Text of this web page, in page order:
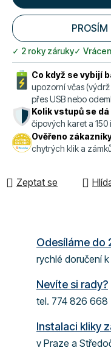
PROSÍM
✓ 2 roky záruky✓
Co když se vybijí
upozorní včas
přes USB nebo
Kolik vstupů se
čipových karet a
Ověřeno
chytrých klik a
Zeptat se
Odesíláme do
rychlé doručení
Nevíte si rady?
tel. 774 826
Instalaci kliky
v Praze a